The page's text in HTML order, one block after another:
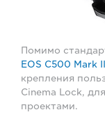
Помимо
EOS C500 Mark II
крепления
Cinema Lock,
проектами.